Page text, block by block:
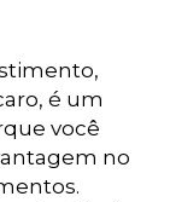
é um
você
no